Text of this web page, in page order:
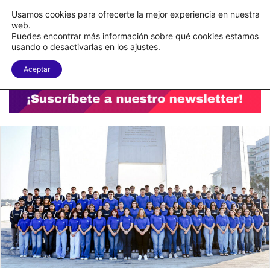
C&A México completa la implementación de su WMS en la nube
Menu
Usamos cookies para ofrecerte la mejor experiencia en nuestra
web.
Puedes encontrar más información sobre qué cookies estamos
usando o desactivarlas en los ajustes.
Aceptar